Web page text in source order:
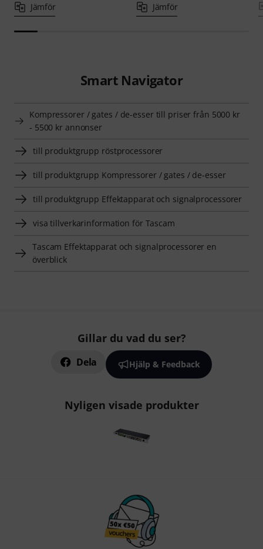
Jämför Jämför
Smart Navigator
Kompressorer / gates / de-esser till priser från 5000 kr
- 5500 kr annonser
till produktgrupp röstprocessorer
till produktgrupp Kompressorer / gates / de-esser
till produktgrupp Effektapparat och signalprocessorer
visa tillverkarinformation för Tascam
Tascam Effektapparat och signalprocessorer en
överblick
Gillar du vad du ser?
Dela Hjälp & Feedback
Nyligen visade produkter